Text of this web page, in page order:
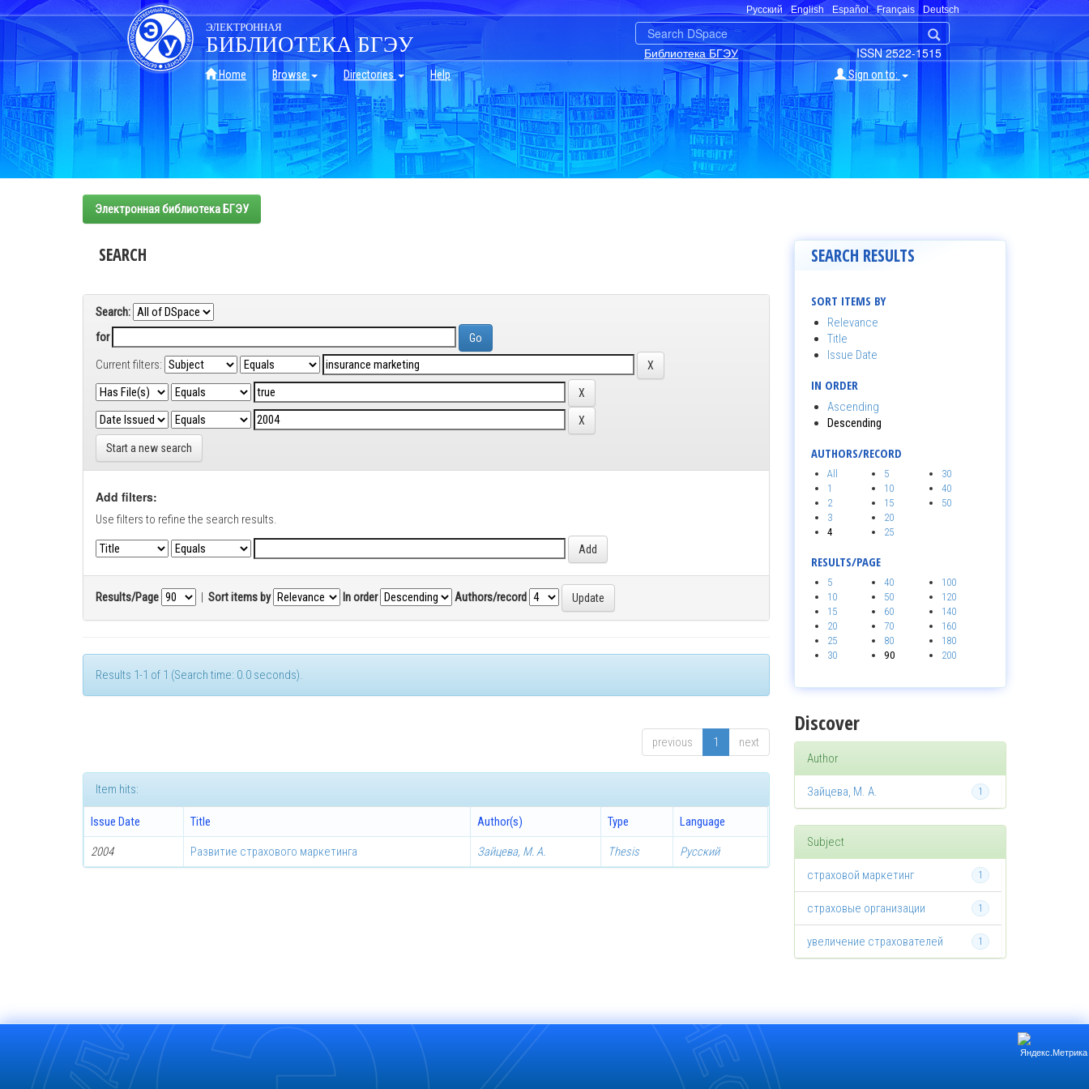
Skip
navigation
Русский English Español Français Deutsch
ISSN 2522-1515
Библиотека БГЭУ
ЭЛЕКТРОННАЯ
БИБЛИОТЕКА БГЭУ
Home Browse Directories Help Sign on to:
Электронная библиотека БГЭУ
SEARCH
Search:
for
Current filters:
Start a new search
Add filters:
Use filters to refine the search results.
Results/Page | Sort items by In order Authors/record
Results 1-1 of 1 (Search time: 0.0 seconds).
previous 1 next
Item hits:
Issue Date Title Author(s) Type Language
2004 Развитие страхового маркетинга Зайцева, М. А. Thesis Русский
SEARCH RESULTS
SORT ITEMS BY
Relevance
Title
Issue Date
IN ORDER
Ascending
Descending
AUTHORS/RECORD
All
1
2
3
4
5
10
15
20
25
30
40
50
RESULTS/PAGE
5
10
15
20
25
30
40
50
60
70
80
90
100
120
140
160
180
200
Discover
Author
1
Зайцева, М. А.
Subject
1
страховой маркетинг
1
страховые организации
1
увеличение страхователей